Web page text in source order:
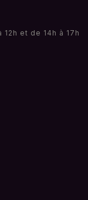
et de 14h à 17h